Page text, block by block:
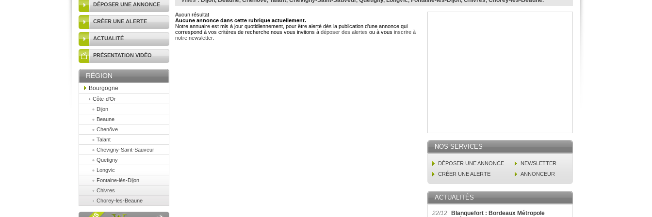
DÉPOSER UNE ANNONCE
CRÉER UNE ALERTE
ACTUALITÉ
PRÉSENTATION VIDÉO
RÉGION
Bourgogne
Côte-d'Or
Dijon
Beaune
Chenôve
Talant
Chevigny-Saint-Sauveur
Quetigny
Longvic
Fontaine-lès-Dijon
Chivres
Chorey-les-Beaune
Aucun résultat
Aucune annonce dans cette rubrique actuellement.
Notre annuaire est mis à jour quotidiennement, pour être alerté dès la publication d'une annonce qui
correspond à vos critères de recherche nous vous invitons à déposer des alertes ou à vous inscrire à
notre newsletter.
NOS SERVICES
DÉPOSER UNE ANNONCE
NEWSLETTER
CRÉER UNE ALERTE
ANNONCEUR
ACTUALITÉS
22/12
Blanquefort : Bordeaux Métropole